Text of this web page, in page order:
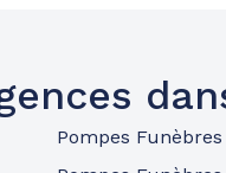
Pompes Funèbres